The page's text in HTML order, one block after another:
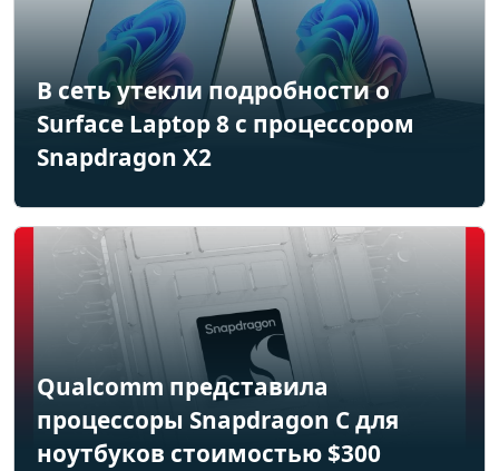
В сеть утекли подробности о
Surface Laptop 8 с процессором
Snapdragon X2
Qualcomm представила
процессоры Snapdragon C для
ноутбуков стоимостью $300